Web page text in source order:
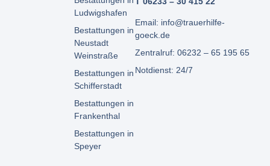
Ludwigshafen
Bestattungen in
Neustadt
Weinstraße
Bestattungen in
Schifferstadt
Bestattungen in
Frankenthal
Bestattungen in
Speyer
Email: info@trauerhilfe-
goeck.de
Zentralruf: 06232 – 65 195 65
Notdienst: 24/7